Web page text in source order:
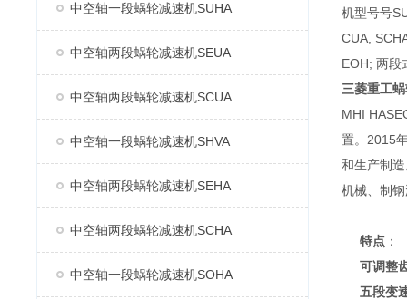
中空轴一段蜗轮减速机SUHA
中空轴两段蜗轮减速机SEUA
中空轴两段蜗轮减速机SCUA
中空轴一段蜗轮减速机SHVA
中空轴两段蜗轮减速机SEHA
中空轴两段蜗轮减速机SCHA
中空轴一段蜗轮减速机SOHA
机型号号
CUA,
EOH; 两段
三菱重工
MHI
置。2015
和生产制
机械、制
特点 ：
可调整
五段变